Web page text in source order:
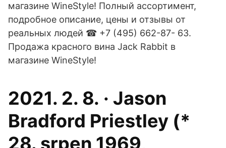
магазине WineStyle! Полный ассортимент,
подробное описание, цены и отзывы от
реальных людей ☎ +7 (495) 662-87- 63.
Продажа красного вина Jack Rabbit в
магазине WineStyle!
2021. 2. 8. · Jason
Bradford Priestley (*
28. srpen 1969,